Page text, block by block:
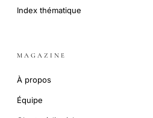
Index thématique
MAGAZINE
À propos
Équipe